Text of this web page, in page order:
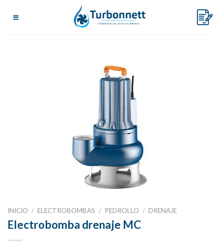
INICIO / ELECTROBOMBAS / PEDROLLO / DRENAJE
Electrobomba drenaje MC